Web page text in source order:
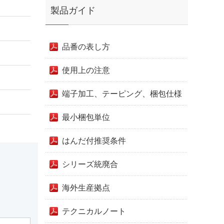
製品ガイド
品番の表し方
使用上の注意
端子加工、テーピング、梱包仕様
最小梱包単位
はんだ付推奨条件
シリーズ統廃合
海外生産拠点
テクニカルノート